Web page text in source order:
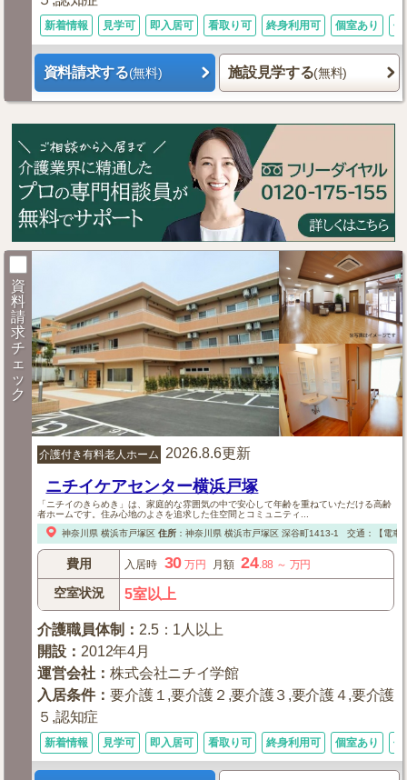
新着情報 見学可 即入居可 看取り可 終身利用可 個室あり 体
資料請求する(無料) 施設見学する(無料)
資
料
請
求
チ
ェ
ッ
ク
介護付き有料老人ホーム 2026.8.6更新
ニチイケアセンター横浜戸塚
「ニチイのきらめき」は、家庭的な雰囲気の中で安心して年齢を重ねていただける高齢
者ホームです。住み心地のよさを追求した住空間とコミュニティ...
神奈川県 横浜市戸塚区 住所： 神奈川県 横浜市戸塚区深谷町1413-1 交通：【電車
費用 入居時 30 万円 月額 24.88 ～ 万円
空室状況 5室以上
介護職員体制 ： 2.5：1人以上
開設 ： 2012年4月
運営会社 ：株式会社ニチイ学館
入居条件：要介護１,要介護２,要介護３,要介護４,要介護
５,認知症
新着情報 見学可 即入居可 看取り可 終身利用可 個室あり 体